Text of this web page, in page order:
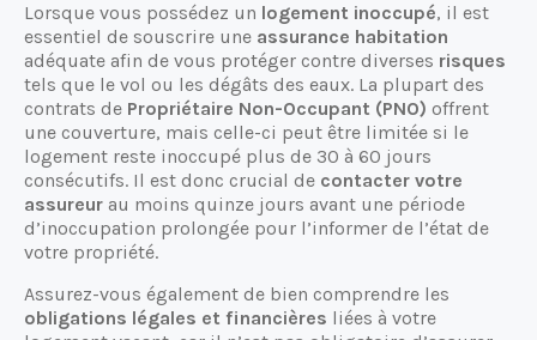
Lorsque vous possédez un logement inoccupé, il est
essentiel de souscrire une assurance habitation
adéquate afin de vous protéger contre diverses risques
tels que le vol ou les dégâts des eaux. La plupart des
contrats de Propriétaire Non-Occupant (PNO) offrent
une couverture, mais celle-ci peut être limitée si le
logement reste inoccupé plus de 30 à 60 jours
consécutifs. Il est donc crucial de contacter votre
assureur au moins quinze jours avant une période
d’inoccupation prolongée pour l’informer de l’état de
votre propriété.
Assurez-vous également de bien comprendre les
obligations légales et financières liées à votre